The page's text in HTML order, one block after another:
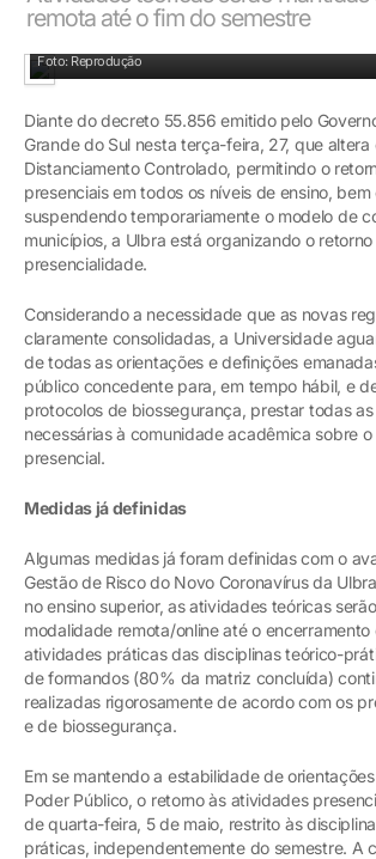
remota até o fim do semestre
Foto: Reprodução
Diante do decreto 55.856 emitido pelo
Grande do Sul nesta terça-feira, 27, que altera
Distanciamento Controlado, permitindo o
presenciais em todos os níveis de ensino, bem
suspendendo temporariamente o modelo de
municípios, a Ulbra está organizando o retorno
presencialidade.
Considerando a necessidade que as novas
claramente consolidadas, a Universidade
de todas as orientações e definições
público concedente para, em tempo hábil, e
protocolos de biossegurança, prestar todas
necessárias à comunidade acadêmica sobre
presencial.
Medidas já definidas
Algumas medidas já foram definidas com o
Gestão de Risco do Novo Coronavírus da
no ensino superior, as atividades teóricas
modalidade remota/online até o encerramento
atividades práticas das disciplinas teórico-
de formandos (80% da matriz concluída)
realizadas rigorosamente de acordo com os
e de biossegurança.
Em se mantendo a estabilidade de
Poder Público, o retorno às atividades
de quarta-feira, 5 de maio, restrito às
práticas, independentemente do semestre. A